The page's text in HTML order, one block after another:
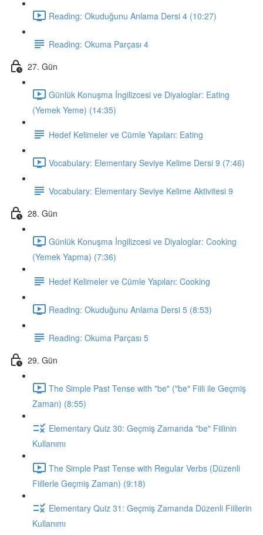
Reading: Okuduğunu Anlama Dersi 4 (10:27)
Reading: Okuma Parçası 4
27. Gün
Günlük Konuşma İngilizcesi ve Diyaloglar: Eating
(Yemek Yeme) (14:35)
Hedef Kelimeler ve Cümle Yapıları: Eating
Vocabulary: Elementary Seviye Kelime Dersi 9 (7:46)
Vocabulary: Elementary Seviye Kelime Aktivitesi 9
28. Gün
Günlük Konuşma İngilizcesi ve Diyaloglar: Cooking
(Yemek Yapma) (7:36)
Hedef Kelimeler ve Cümle Yapıları: Cooking
Reading: Okuduğunu Anlama Dersi 5 (8:53)
Reading: Okuma Parçası 5
29. Gün
The Simple Past Tense with "be" ("be" Fiili ile Geçmiş
Zaman) (8:55)
Elementary Quiz 30: Geçmiş Zamanda "be" Fiilinin
Kullanımı
The Simple Past Tense with Regular Verbs (Düzenli
Fiillerle Geçmiş Zaman) (9:18)
Elementary Quiz 31: Geçmiş Zamanda Düzenli Fiillerin
Kullanımı